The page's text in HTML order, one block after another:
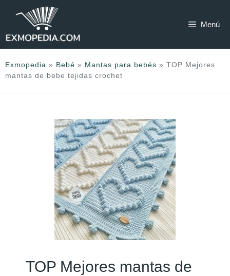
Menú
Exmopedia » Bebé » Mantas para bebés » TOP Mejores
mantas de bebe tejidas crochet
TOP Mejores mantas de